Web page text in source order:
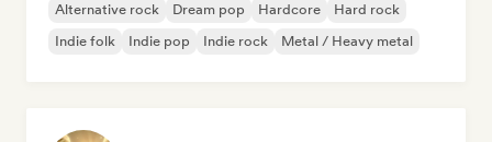
Alternative rock Dream pop Hardcore
Hard rock
Indie folk
Indie pop Indie rock Metal / Heavy metal